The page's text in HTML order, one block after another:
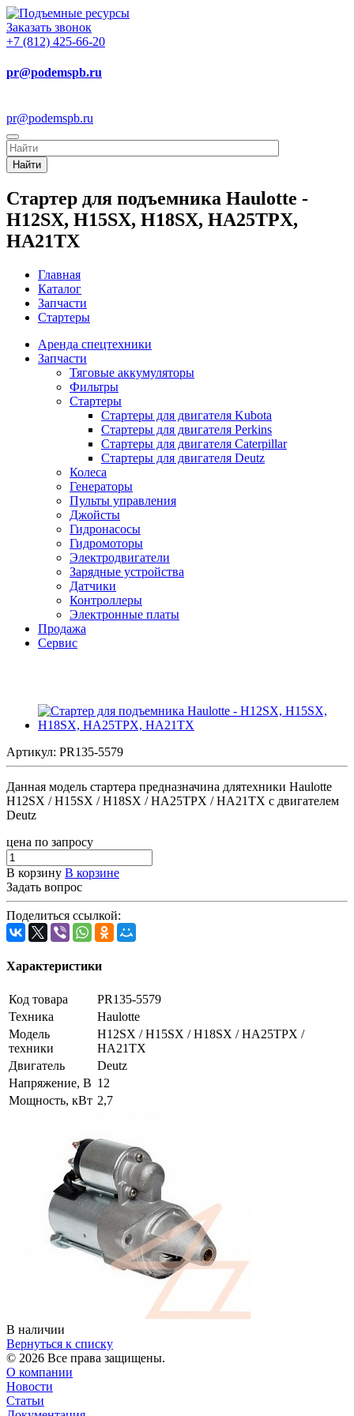
Заказать звонок
+7 (812) 425-66-20
pr@podemspb.ru
pr@podemspb.ru
Найти
Стартер для подъемника Haulotte -
H12SX, H15SX, H18SX, HA25TPX,
HA21TX
Главная
Каталог
Запчасти
Стартеры
Аренда спецтехники
Запчасти
Тяговые аккумуляторы
Фильтры
Стартеры
Стартеры для двигателя Kubota
Стартеры для двигателя Perkins
Стартеры для двигателя Caterpillar
Стартеры для двигателя Deutz
Колеса
Генераторы
Пульты управления
Джойсты
Гидронасосы
Гидромоторы
Электродвигатели
Зарядные устройства
Датчики
Контроллеры
Электронные платы
Продажа
Сервис
Артикул: PR135-5579
Данная модель стартера предназначина длятехники Haulotte
H12SX / H15SX / H18SX / HA25TPX / HA21TX c двигателем
Deutz
цена по запросу
В корзину В корзине
Задать вопрос
Поделиться ссылкой:
Характеристики
Код товара
PR135-5579
Техника
Haulotte
Модель
техники
H12SX / H15SX / H18SX / HA25TPX /
HA21TX
Двигатель
Deutz
Напряжение, В 12
Мощность, кВт 2,7
В наличии
Вернуться к списку
© 2026 Все права защищены.
О компании
Новости
Статьи